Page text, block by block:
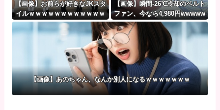
【画像】お前らが好きなJKスタ
イルｗｗｗｗｗｗｗｗｗｗｗｗ
ｗｗｗｗｗｗｗｗｗｗｗｗ
【画像】瞬間-26℃冷却のベルト
ファン、今なら4,980円wwwww
ww
【画像】あのちゃん、なんか別人になるｗｗｗｗｗｗｗ